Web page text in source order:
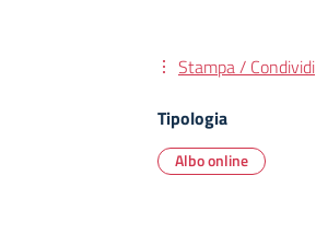
Stampa / Condividi
Tipologia
Albo online